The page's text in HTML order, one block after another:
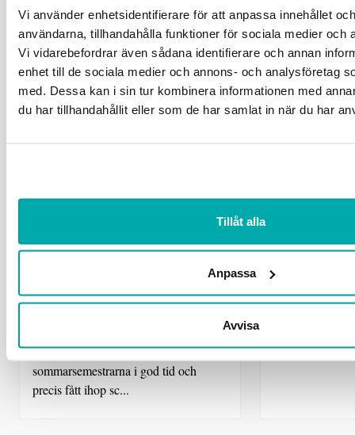
Vi använder enhetsidentifierare för att anpassa innehållet
användarna, tillhandahålla funktioner för sociala medier och
Vi vidarebefordrar även sådana identifierare och annan
enhet till de sociala medier och annons- och analysföretag
med. Dessa kan i sin tur kombinera informationen med
du har tillhandahållit eller som de har samlat in när du har
Tillåt alla
Anpassa
Avvisa
Relaterade nyheter
ARBETSRÄTTSEXPERTEN SVARAR
sjukdom – var på Kap
Företaget hade planerat
sommarsemestrarna i god tid och
precis fått ihop sc...
NYHET
Nu är det
med
till sommaren